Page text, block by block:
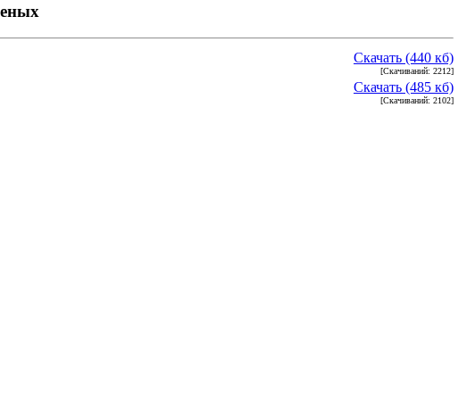
Скачать (440 кб)
[Скачиваний: 2212]
Скачать (485 кб)
[Скачиваний: 2102]